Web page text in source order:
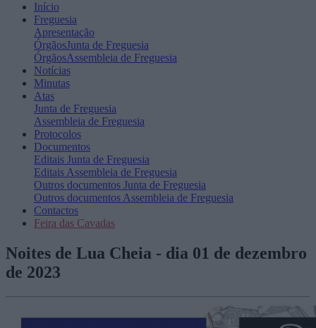
Início
Freguesia
Apresentação
ÓrgãosJunta de Freguesia
ÓrgãosAssembleia de Freguesia
Notícias
Minutas
Atas
Junta de Freguesia
Assembleia de Freguesia
Protocolos
Documentos
Editais Junta de Freguesia
Editais Assembleia de Freguesia
Outros documentos Junta de Freguesia
Outros documentos Assembleia de Freguesia
Contactos
Feira das Cavadas
Noites de Lua Cheia - dia 01 de dezembro
de 2023